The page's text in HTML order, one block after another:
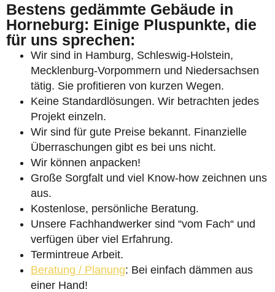
Bestens gedämmte Gebäude in
Horneburg: Einige Pluspunkte, die
für uns sprechen:
Wir sind in Hamburg, Schleswig-Holstein,
Mecklenburg-Vorpommern und Niedersachsen
tätig. Sie profitieren von kurzen Wegen.
Keine Standardlösungen. Wir betrachten jedes
Projekt einzeln.
Wir sind für gute Preise bekannt. Finanzielle
Überraschungen gibt es bei uns nicht.
Wir können anpacken!
Große Sorgfalt und viel Know-how zeichnen uns
aus.
Kostenlose, persönliche Beratung.
Unsere Fachhandwerker sind “vom Fach“ und
verfügen über viel Erfahrung.
Termintreue Arbeit.
Beratung / Planung: Bei einfach dämmen aus
einer Hand!